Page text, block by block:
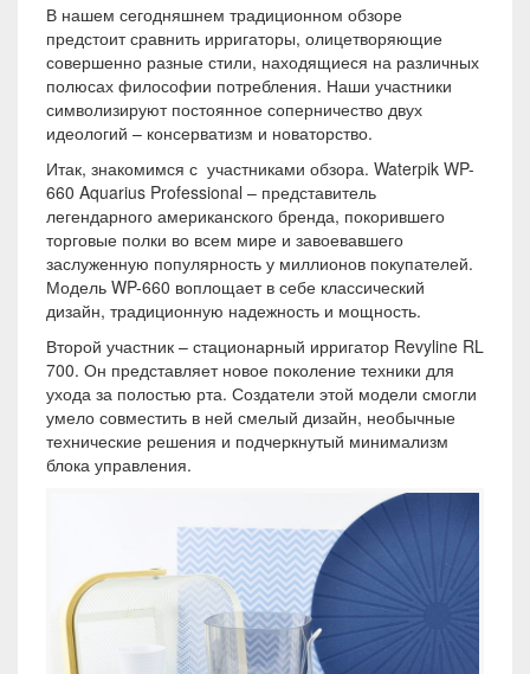
В нашем сегодняшнем традиционном обзоре
предстоит сравнить ирригаторы, олицетворяющие
совершенно разные стили, находящиеся на различных
полюсах философии потребления. Наши участники
символизируют постоянное соперничество двух
идеологий – консерватизм и новаторство.
Итак, знакомимся с участниками обзора. Waterpik WP-
660 Aquarius Professional – представитель
легендарного американского бренда, покорившего
торговые полки во всем мире и завоевавшего
заслуженную популярность у миллионов покупателей.
Модель WP-660 воплощает в себе классический
дизайн, традиционную надежность и мощность.
Второй участник – стационарный ирригатор Revyline RL
700. Он представляет новое поколение техники для
ухода за полостью рта. Создатели этой модели смогли
умело совместить в ней смелый дизайн, необычные
технические решения и подчеркнутый минимализм
блока управления.